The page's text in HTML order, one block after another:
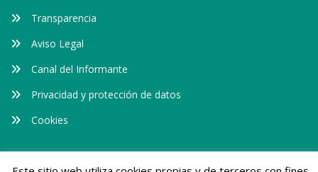
Transparencia
Aviso Legal
Canal del Informante
Privacidad y protección de datos
Cookies
Somos transparentes